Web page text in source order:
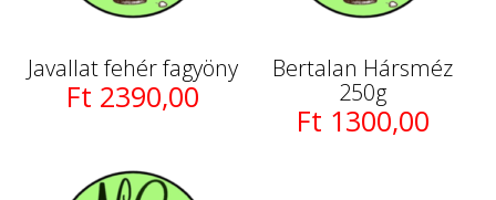
Javallat fehér fagyöny
Ft 2390,00
Bertalan Hársméz
250g
Ft 1300,00